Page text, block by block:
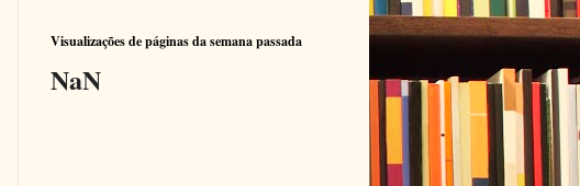
Visualizações de páginas da semana passada
NaN